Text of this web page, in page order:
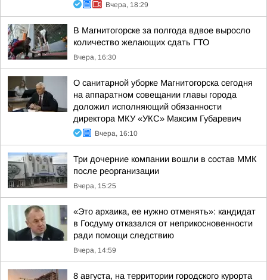
Вчера, 18:29
В Магнитогорске за полгода вдвое выросло
количество желающих сдать ГТО
Вчера, 16:30
О санитарной уборке Магнитогорска сегодня
на аппаратном совещании главы города
доложил исполняющий обязанности
директора МКУ «УКС» Максим Губаревич
Вчера, 16:10
Три дочерние компании вошли в состав ММК
после реорганизации
Вчера, 15:25
«Это архаика, ее нужно отменять»: кандидат
в Госдуму отказался от неприкосновенности
ради помощи следствию
Вчера, 14:59
8 августа, на территории городского курорта